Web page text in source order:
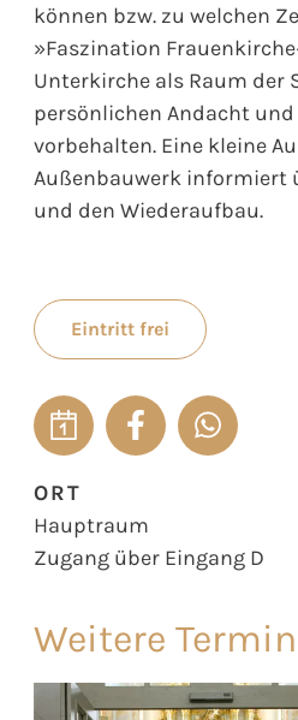
können bzw. zu welchen
»Faszination
Unterkirche als Raum der
persönlichen Andacht und
vorbehalten. Eine kleine
Außenbauwerk informiert
und den Wiederaufbau.
Eintritt frei
ORT
Hauptraum
Zugang über Eingang D
Weitere